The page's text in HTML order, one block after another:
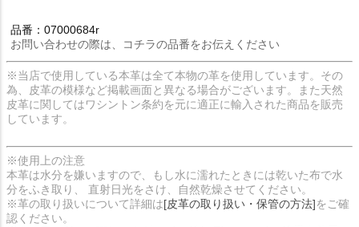
品番：07000684r
お問い合わせの際は、コチラの品番をお伝えください
※当店で使用している本革は全て本物の革を使用しています。その
為、皮革の模様など掲載画面と異なる場合がございます。また天然
皮革に関してはワシントン条約を元に適正に輸入された商品を販売
しています。
※使用上の注意
本革は水分を嫌いますので、もし水に濡れたときには乾いた布で水
分をふき取り、 直射日光をさけ、自然乾燥させてください。
※革の取り扱いについて詳細は[皮革の取り扱い・保管の方法]をご確
認ください。